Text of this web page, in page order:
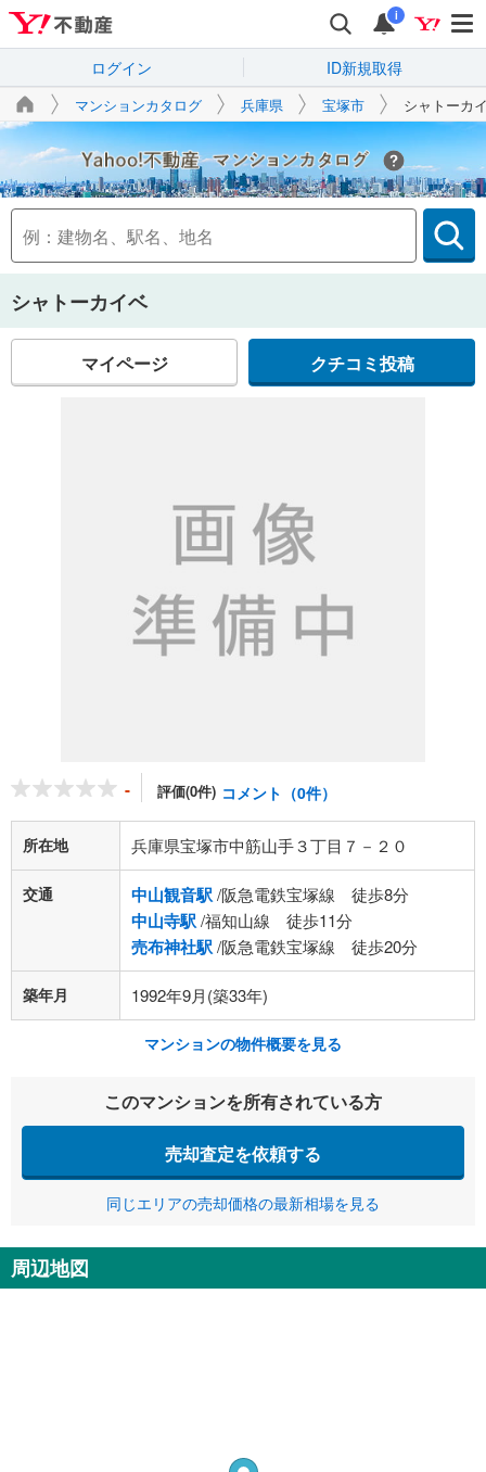
i
ログイン ID新規取得
マンションカタログ 兵庫県 宝塚市 シャトーカ
Yahoo!不動産
シャトーカイベ
マイページ クチコミ投稿
- 評価(0件) コメント（0件）
所在地 兵庫県宝塚市中筋山手３丁目７－２０
交通 中山観音駅/阪急電鉄宝塚線 徒歩8分
中山寺駅/福知山線 徒歩11分
売布神社駅/阪急電鉄宝塚線 徒歩20分
築年月 1992年9月(築33年)
マンションの物件概要を見る
このマンションを所有されている方
売却査定を依頼する
同じエリアの売却価格の最新相場を見る
周辺地図